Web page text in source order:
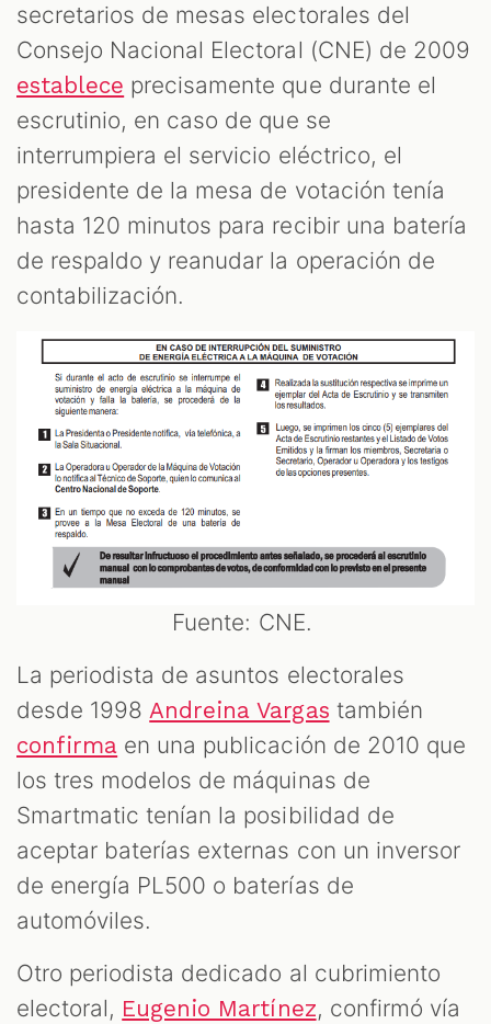
secretarios de mesas electorales del
Consejo Nacional Electoral (CNE) de 2009
establece precisamente que durante el
escrutinio, en caso de que se
interrumpiera el servicio eléctrico, el
presidente de la mesa de votación tenía
hasta 120 minutos para recibir una batería
de respaldo y reanudar la operación de
contabilización.
Fuente: CNE.
La periodista de asuntos electorales
desde 1998Andreina Vargas también
confirma en una publicación de 2010 que
los tres modelos de máquinas de
Smartmatic tenían la posibilidad de
aceptar baterías externas con un inversor
de energía PL500 o baterías de
automóviles.
Otro periodista dedicado al cubrimiento
electoral, Eugenio Martínez, confirmó vía